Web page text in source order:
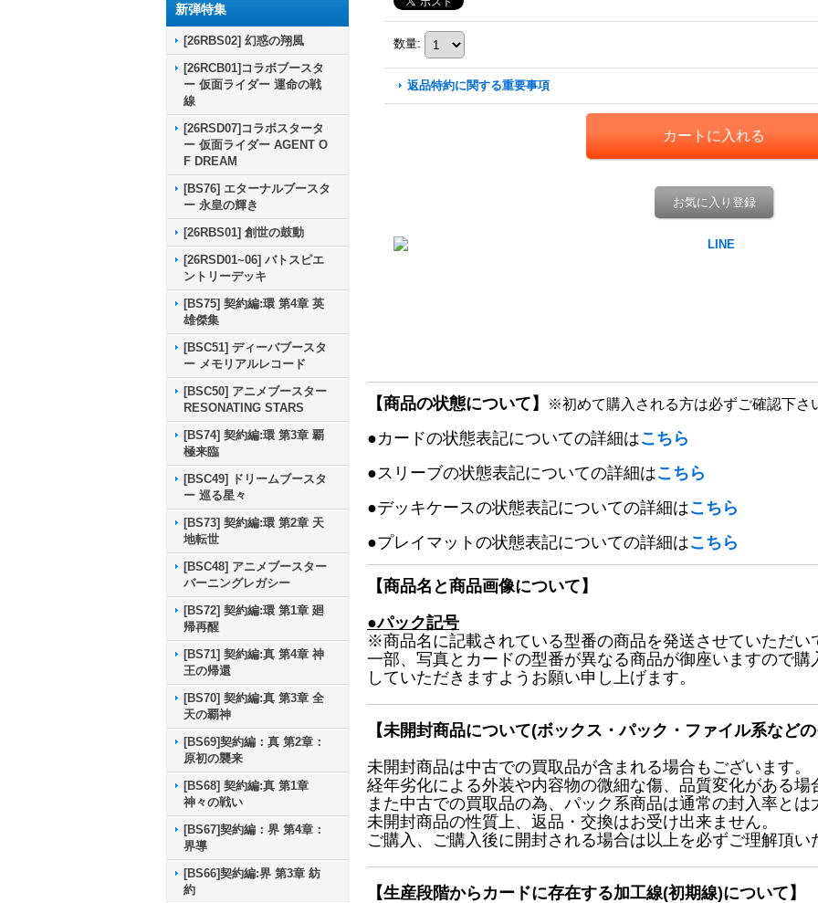
新弾特集
[26RBS02] 幻惑の翔風
[26RCB01]コラボブースタ
ー 仮面ライダー 運命の戦
線
[26RSD07]コラボスタータ
ー 仮面ライダー AGENT O
F DREAM
[BS76] エターナルブースタ
ー 永皇の輝き
[26RBS01] 創世の鼓動
[26RSD01~06] バトスピエ
ントリーデッキ
[BS75] 契約編:環 第4章 英
雄傑集
[BSC51] ディーバブースタ
ー メモリアルレコード
[BSC50] アニメブースター
RESONATING STARS
[BS74] 契約編:環 第3章 覇
極来臨
[BSC49] ドリームブースタ
ー 巡る星々
[BS73] 契約編:環 第2章 天
地転世
[BSC48] アニメブースター
バーニングレガシー
[BS72] 契約編:環 第1章 廻
帰再醒
[BS71] 契約編:真 第4章 神
王の帰還
[BS70] 契約編:真 第3章 全
天の覇神
[BS69]契約編：真 第2章：
原初の襲来
[BS68] 契約編:真 第1章
神々の戦い
[BS67]契約編：界 第4章：
界導
[BS66]契約編:界 第3章 紡
約
数量:
返品特約に関する重要事項
お気に入り登録
【商品の状態について】 ※初めて購入される方は必ずご確認下さ
●カードの状態表記についての詳細はこちら
●スリーブの状態表記についての詳細はこちら
●デッキケースの状態表記についての詳細はこちら
●プレイマットの状態表記についての詳細はこちら
【商品名と商品画像について】
●パック記号
※商品名に記載されている型番の商品を発送させていただい
一部、写真とカードの型番が異なる商品が御座いますので
していただきますようお願い申し上げます。
【未開封商品について(ボックス・パック・ファイル系など
未開封商品は中古での買取品が含まれる場合もございます。
経年劣化による外装や内容物の微細な傷、品質変化がある場
また中古での買取品の為、パック系商品は通常の封入率と
未開封商品の性質上、返品・交換はお受け出来ません。
ご購入、ご購入後に開封される場合は以上を必ずご理解頂
【生産段階からカードに存在する加工線(初期線)について】